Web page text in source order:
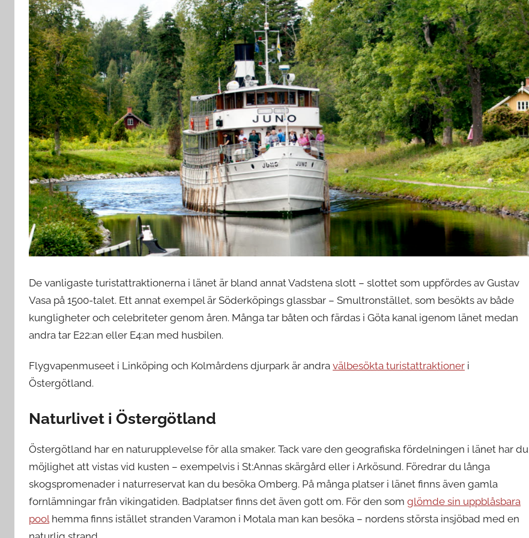
De vanligaste turistattraktionerna i länet är bland annat Vadstena slott – slottet som uppfördes av Gustav
Vasa på 1500-talet. Ett annat exempel är Söderköpings glassbar – Smultronstället, som besökts av både
kungligheter och celebriteter genom åren. Många tar båten och färdas i Göta kanal igenom länet medan
andra tar E22:an eller E4:an med husbilen.
Flygvapenmuseet i Linköping och Kolmårdens djurpark är andra välbesökta turistattraktioner i
Östergötland.
Naturlivet i Östergötland
Östergötland har en naturupplevelse för alla smaker. Tack vare den geografiska fördelningen i länet har du
möjlighet att vistas vid kusten – exempelvis i St:Annas skärgård eller i Arkösund. Föredrar du långa
skogspromenader i naturreservat kan du besöka Omberg. På många platser i länet finns även gamla
fornlämningar från vikingatiden. Badplatser finns det även gott om. För den som glömde sin uppblåsbara
poolhemma finns istället stranden Varamon i Motala man kan besöka – nordens största insjöbad med en